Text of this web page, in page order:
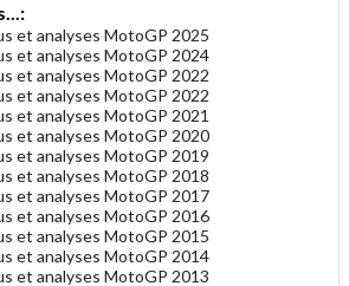
et analyses MotoGP 2025
et analyses MotoGP 2024
et analyses MotoGP 2022
et analyses MotoGP 2022
et analyses MotoGP 2021
et analyses MotoGP 2020
et analyses MotoGP 2019
et analyses MotoGP 2018
et analyses MotoGP 2017
et analyses MotoGP 2016
et analyses MotoGP 2015
et analyses MotoGP 2014
et analyses MotoGP 2013